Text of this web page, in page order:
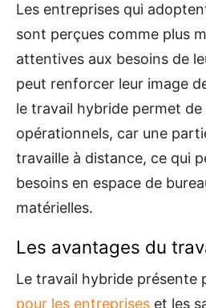
Les entreprises qui
sont perçues comme plus
attentives aux besoins de
peut renforcer leur image
le travail hybride permet
opérationnels, car une
travaille à distance, ce qui
besoins en espace de
matérielles.
Les avantages du
Le travail hybride présente
pour les entreprises et les